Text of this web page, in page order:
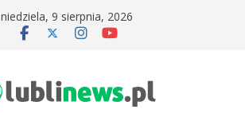
niedziela, 9 sierpnia, 2026